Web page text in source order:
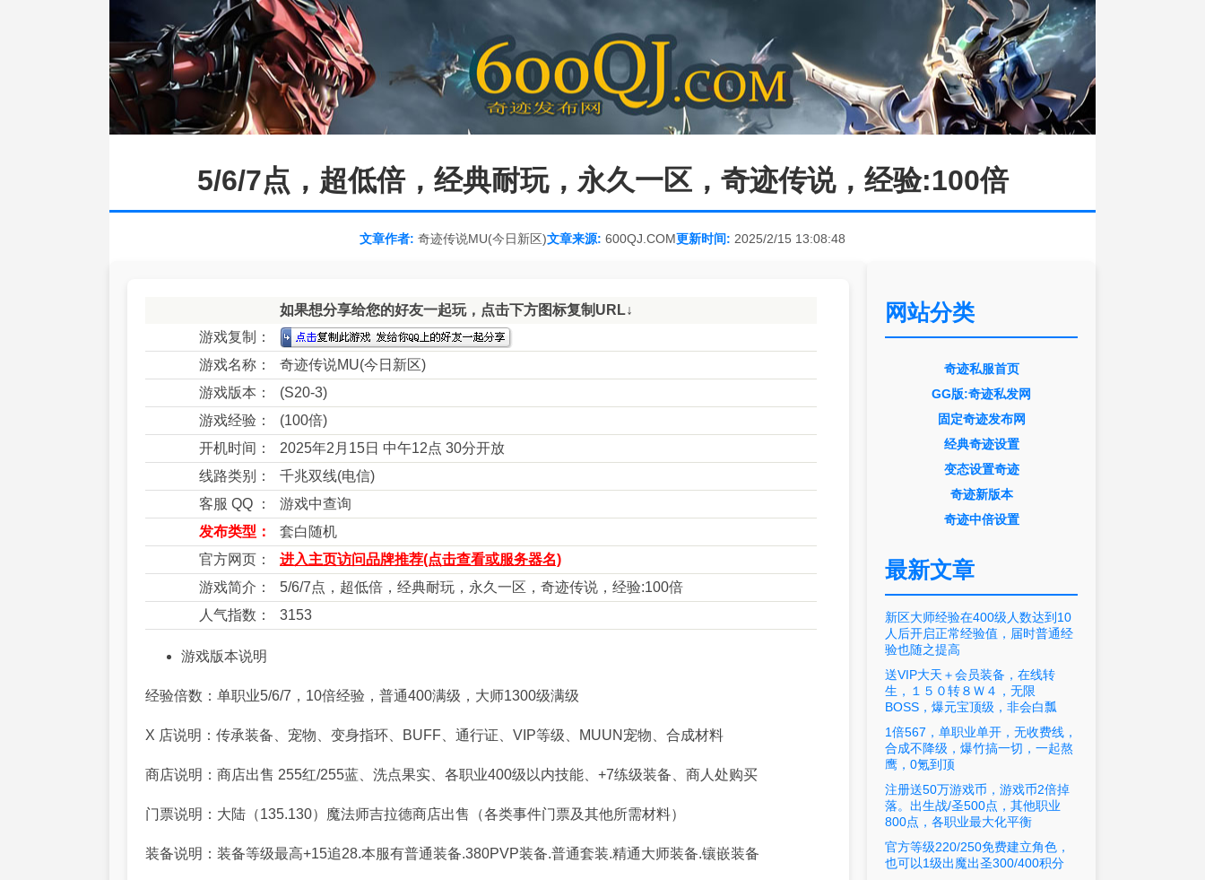
5/6/7点，超低倍，经典耐玩，永久一区，奇迹传说，经验:100倍
文章作者: 奇迹传说MU(今日新区)文章来源: 600QJ.COM更新时间: 2025/2/15 13:08:48
如果想分享给您的好友一起玩，点击下方图标复制URL↓
游戏复制：
游戏名称：
奇迹传说MU(今日新区)
游戏版本：
(S20-3)
游戏经验：
(100倍)
开机时间：
2025年2月15日 中午12点 30分开放
线路类别：
千兆双线(电信)
客服 QQ ：
游戏中查询
发布类型：
套白随机
官方网页：
进入主页访问品牌推荐(点击查看或服务器名)
游戏简介：
5/6/7点，超低倍，经典耐玩，永久一区，奇迹传说，经验:100倍
人气指数：
3153
游戏版本说明
经验倍数：单职业5/6/7，10倍经验，普通400满级，大师1300级满级
X 店说明：传承装备、宠物、变身指环、BUFF、通行证、VIP等级、MUUN宠物、合成材料
商店说明：商店出售 255红/255蓝、洗点果实、各职业400级以内技能、+7练级装备、商人处购买
门票说明：大陆（135.130）魔法师吉拉德商店出售（各类事件门票及其他所需材料）
装备说明：装备等级最高+15追28.本服有普通装备.380PVP装备.普通套装.精通大师装备.镶嵌装备
网站分类
奇迹私服首页
GG版:奇迹私发网
固定奇迹发布网
经典奇迹设置
变态设置奇迹
奇迹新版本
奇迹中倍设置
最新文章
新区大师经验在400级人数达到10
人后开启正常经验值，届时普通经
验也随之提高
送VIP大天＋会员装备，在线转
生，１５０转８Ｗ４，无限
BOSS，爆元宝顶级，非会白瓢
1倍567，单职业单开，无收费线，
合成不降级，爆竹搞一切，一起熬
鹰，0氪到顶
注册送50万游戏币，游戏币2倍掉
落。出生战/圣500点，其他职业
800点，各职业最大化平衡
官方等级220/250免费建立角色，
也可以1级出魔出圣300/400积分